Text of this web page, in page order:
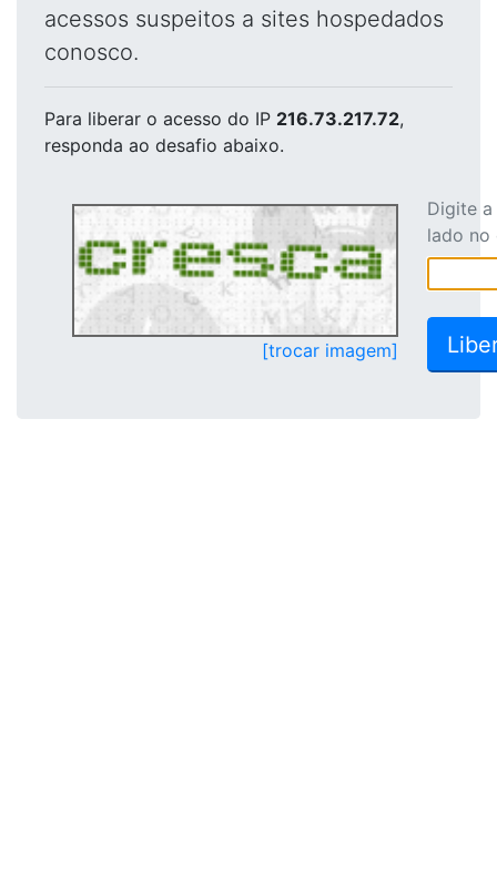
acessos suspeitos a sites hospedados
conosco.
Para liberar o acesso do IP 216.73.217.72,
responda ao desafio abaixo.
[trocar imagem]
Digite
lado no